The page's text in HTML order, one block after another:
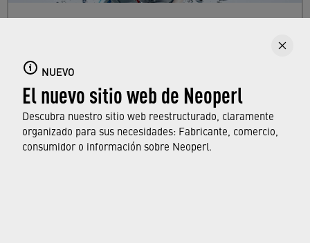
NUEVO
El nuevo sitio web de Neoperl
Descubra nuestro sitio web reestructurado, claramente
organizado para sus necesidades: Fabricante, comercio,
consumidor o información sobre Neoperl.
Aquí puede encontrar todo sobre los
aireadores de grifo, sus características y
funciones, y qué normas y aprobaciones
cumplen.
OBTENGA MÁS INFORMACIÓN